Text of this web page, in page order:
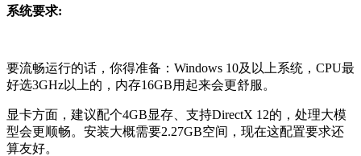
系统要求:
要流畅运行的话，你得准备：Windows 10及以上系统，CPU最
好选3GHz以上的，内存16GB用起来会更舒服。
显卡方面，建议配个4GB显存、支持DirectX 12的，处理大模
型会更顺畅。安装大概需要2.27GB空间，现在这配置要求还
算友好。